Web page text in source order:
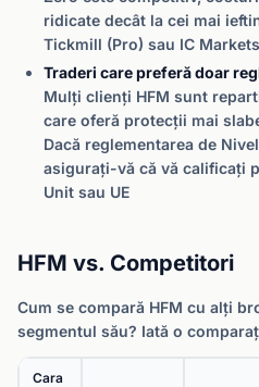
ridicate decât la cei mai
Tickmill (Pro) sau IC
Traderi care preferă doar
Mulți clienți HFM sunt
care oferă protecții mai
Dacă reglementarea de
asigurați-vă că vă calificați
Unit sau UE
HFM vs. Competitori
Cum se compară HFM cu alți
segmentul său? Iată o
Cara